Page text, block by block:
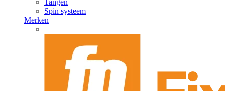
Tangen
Spin systeem
Merken